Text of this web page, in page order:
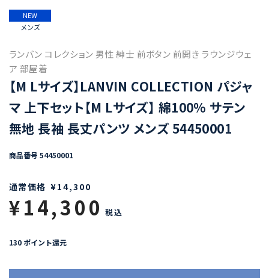
NEW
メンズ
ランバン コレクション 男性 紳士 前ボタン 前開き ラウンジウェ
ア 部屋着
【M Lサイズ】LANVIN COLLECTION パジャ
マ 上下セット【M Lサイズ】 綿100% サテン
無地 長袖 長丈パンツ メンズ 54450001
商品番号 54450001
通常価格 ¥14,300
¥14,300 税込
130 ポイント還元